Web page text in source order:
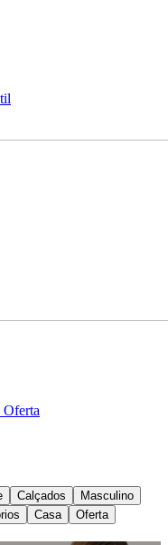
Oferta
Calçados
Masculino
Casa Oferta